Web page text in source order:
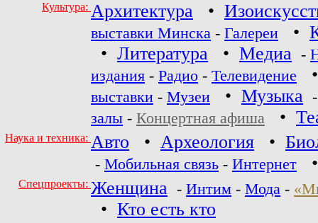
Культура: Архитектура •
выставки Минска - Галереи •
• Литература • Медиа -
издания - Радио - Телевидение
выставки - Музеи • Музыка
залы - Концертная афиша •
Наука и техника: Авто • Археология •
- Мобильная связь - Интернет
Спецпроекты: Женщина - Интим - Мода -
• Кто есть кто